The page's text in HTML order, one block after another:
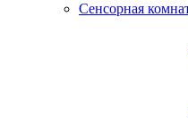
Сенсорная